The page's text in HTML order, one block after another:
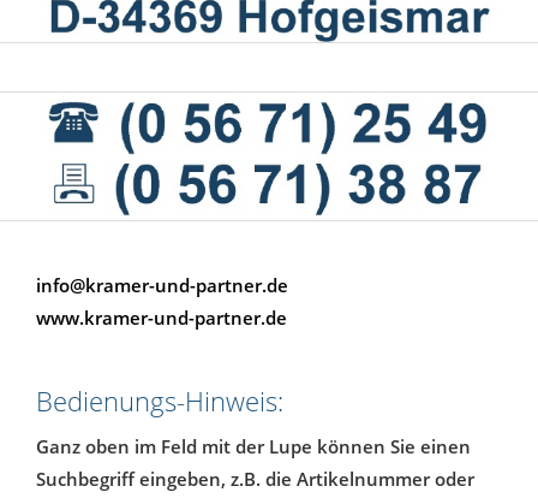
info@kramer-und-partner.de
www.kramer-und-partner.de
Bedienungs-Hinweis:
Ganz oben im Feld mit der Lupe können Sie einen
Suchbegriff eingeben, z.B. die Artikelnummer oder